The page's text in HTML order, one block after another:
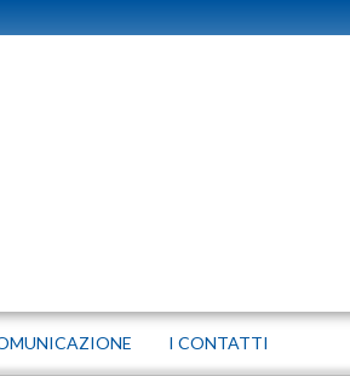
I CONTATTI